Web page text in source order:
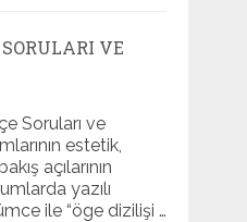
VE
Soruları ve
estetik,
açılarının
yazılı
ile “öge dizilişi …